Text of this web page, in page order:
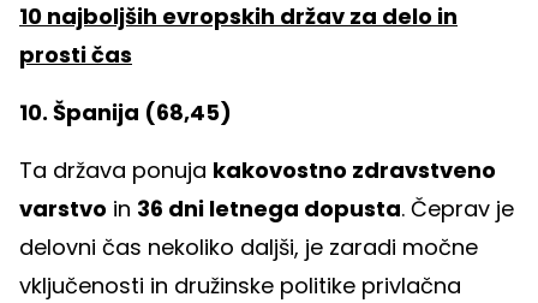
10 najboljših evropskih držav za delo in
prosti čas
10. Španija (68,45)
Ta država ponuja kakovostno zdravstveno
varstvo in 36 dni letnega dopusta. Čeprav je
delovni čas nekoliko daljši, je zaradi močne
vključenosti in družinske politike privlačna